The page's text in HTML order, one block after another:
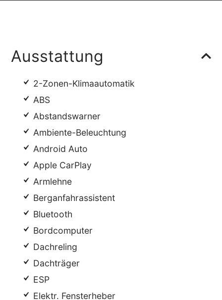
Ausstattung
2-Zonen-Klimaautomatik
ABS
Abstandswarner
Ambiente-Beleuchtung
Android Auto
Apple CarPlay
Armlehne
Berganfahrassistent
Bluetooth
Bordcomputer
Dachreling
Dachträger
ESP
Elektr. Fensterheber